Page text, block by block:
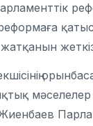
мәселелер